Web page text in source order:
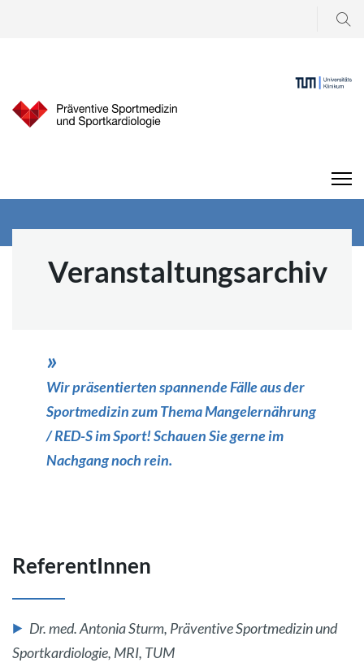
Suchen
Veranstaltungsarchiv
Wir präsentierten spannende Fälle aus der
Sportmedizin zum Thema Mangelernährung
/ RED-S im Sport! Schauen Sie gerne im
Nachgang noch rein.
ReferentInnen
Dr. med. Antonia Sturm, Präventive Sportmedizin und
Sportkardiologie, MRI, TUM